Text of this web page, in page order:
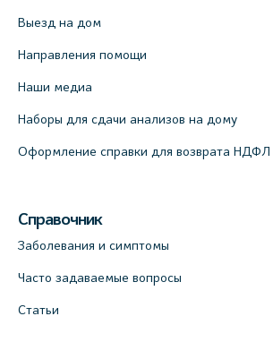
Выезд на дом
Направления помощи
Наши медиа
Наборы для сдачи анализов на дому
Оформление справки для возврата НДФЛ
Справочник
Заболевания и симптомы
Часто задаваемые вопросы
Статьи